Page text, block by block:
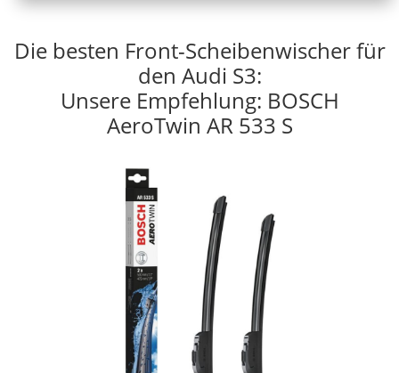
Die besten Front-Scheibenwischer für
den Audi S3:
Unsere Empfehlung: BOSCH
AeroTwin AR 533 S